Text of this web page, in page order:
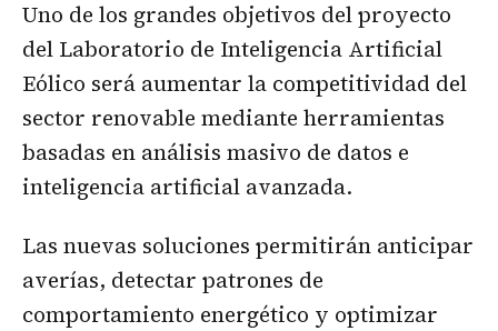
Uno de los grandes objetivos del proyecto
del Laboratorio de Inteligencia Artificial
Eólico será aumentar la competitividad del
sector renovable mediante herramientas
basadas en análisis masivo de datos e
inteligencia artificial avanzada.
Las nuevas soluciones permitirán anticipar
averías, detectar patrones de
comportamiento energético y optimizar